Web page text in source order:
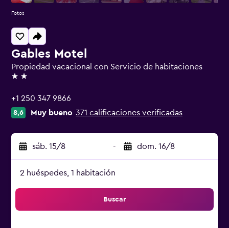
Gables Motel
Propiedad vacacional con Servicio de habitaciones
2 estrellas
+1 250 347 9866
8,6 Muy bueno 371 calificaciones verificadas
sáb. 15/8 - dom. 16/8
2 huéspedes, 1 habitación
Buscar
Fotos